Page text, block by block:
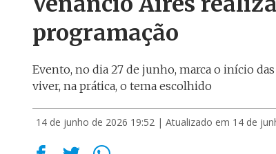
programação
Evento, no dia 27 de junho, marca o início
viver, na prática, o tema escolhido
14 de junho de 2026 19:52 | Atualizado em 14 de